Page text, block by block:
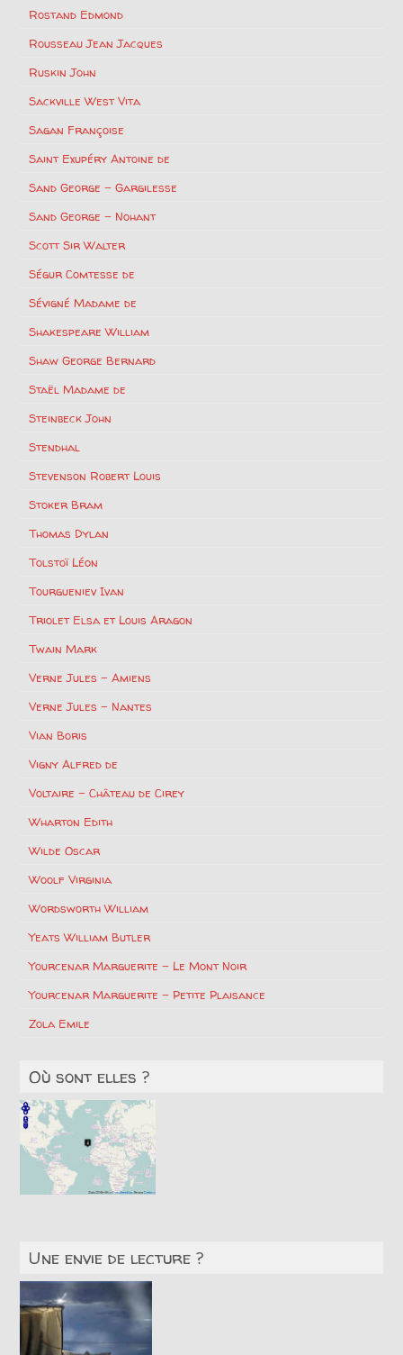
Rostand Edmond
Rousseau Jean Jacques
Ruskin John
Sackville West Vita
Sagan Françoise
Saint Exupéry Antoine de
Sand George – Gargilesse
Sand George – Nohant
Scott Sir Walter
Ségur Comtesse de
Sévigné Madame de
Shakespeare William
Shaw George Bernard
Staël Madame de
Steinbeck John
Stendhal
Stevenson Robert Louis
Stoker Bram
Thomas Dylan
Tolstoï Léon
Tourgueniev Ivan
Triolet Elsa et Louis Aragon
Twain Mark
Verne Jules – Amiens
Verne Jules – Nantes
Vian Boris
Vigny Alfred de
Voltaire – Château de Cirey
Wharton Edith
Wilde Oscar
Woolf Virginia
Wordsworth William
Yeats William Butler
Yourcenar Marguerite – Le Mont Noir
Yourcenar Marguerite – Petite Plaisance
Zola Emile
Où sont elles ?
Une envie de lecture ?